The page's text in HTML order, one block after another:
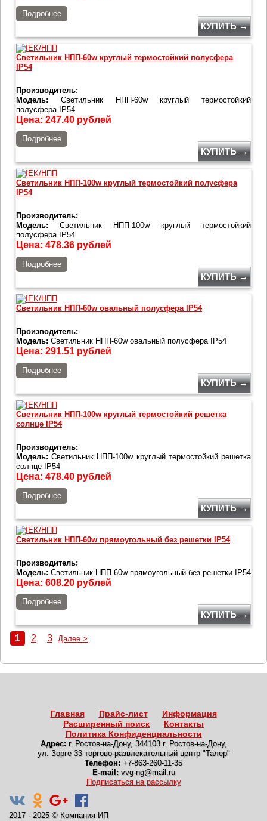
Подробнее
КУПИТЬ →
Светильник НПП-60w круглый термостойкий полусфера
IP54
Производитель:
Модель: Светильник НПП-60w круглый термостойкий
полусфера IP54
Цена: 247.40 рублей
Подробнее
КУПИТЬ →
Светильник НПП-100w круглый термостойкий полусфера
IP54
Производитель:
Модель: Светильник НПП-100w круглый термостойкий
полусфера IP54
Цена: 478.36 рублей
Подробнее
КУПИТЬ →
Светильник НПП-60w овальный полусфера IP54
Производитель:
Модель: Светильник НПП-60w овальный полусфера IP54
Цена: 291.51 рублей
Подробнее
КУПИТЬ →
Светильник НПП-100w круглый термостойкий решетка
солнце IP54
Производитель:
Модель: Светильник НПП-100w круглый термостойкий решетка
солнце IP54
Цена: 478.40 рублей
Подробнее
КУПИТЬ →
Светильник НПП-60w прямоугольный без решетки IP54
Производитель:
Модель: Светильник НПП-60w прямоугольный без решетки IP54
Цена: 608.20 рублей
Подробнее
КУПИТЬ →
1 2 3 Далее >
Главная Прайс-лист
Информация
Расширенный поиск
Контакты
Политика Конфиденциальности
Адрес: г. Ростов-на-Дону, 344103 г. Ростов-на-Дону,
ул. Зорге 33 торгово-развлекательный центр "Талер"
Телефон: +7-863-260-11-35
E-mail: vvg-ng@mail.ru
Подписаться на рассылку
2017 - 2025 © Компания ИП